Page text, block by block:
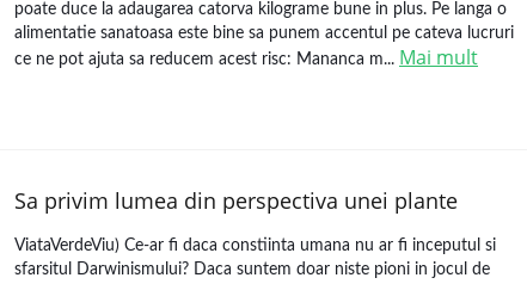
poate duce la adaugarea catorva kilograme bune in plus. Pe langa o
alimentatie sanatoasa este bine sa punem accentul pe cateva lucruri
ce ne pot ajuta sa reducem acest risc: Mananca m... Mai mult
Sa privim lumea din perspectiva unei plante
ViataVerdeViu) Ce-ar fi daca constiinta umana nu ar fi inceputul si
sfarsitul Darwinismului? Daca suntem doar niste pioni in jocul de